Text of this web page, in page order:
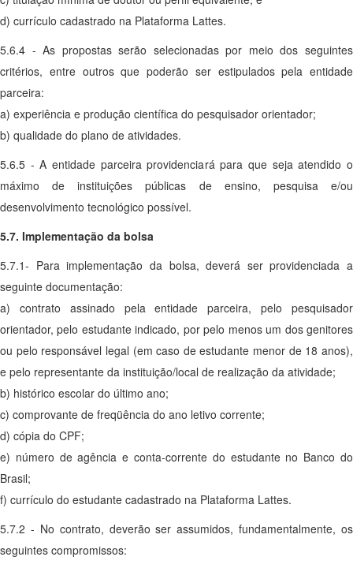
d) currículo cadastrado na Plataforma Lattes.
5.6.4 - As propostas serão selecionadas por meio dos seguintes
critérios, entre outros que poderão ser estipulados pela entidade
parceira:
a) experiência e produção científica do pesquisador orientador;
b) qualidade do plano de atividades.
5.6.5 - A entidade parceira providenciará para que seja atendido o
máximo de instituições públicas de ensino, pesquisa e/ou
desenvolvimento tecnológico possível.
5.7. Implementação da bolsa
5.7.1- Para implementação da bolsa, deverá ser providenciada a
seguinte documentação:
a) contrato assinado pela entidade parceira, pelo pesquisador
orientador, pelo estudante indicado, por pelo menos um dos genitores
ou pelo responsável legal (em caso de estudante menor de 18 anos),
e pelo representante da instituição/local de realização da atividade;
b) histórico escolar do último ano;
c) comprovante de freqüência do ano letivo corrente;
d) cópia do CPF;
e) número de agência e conta-corrente do estudante no Banco do
Brasil;
f) currículo do estudante cadastrado na Plataforma Lattes.
5.7.2 - No contrato, deverão ser assumidos, fundamentalmente, os
seguintes compromissos: